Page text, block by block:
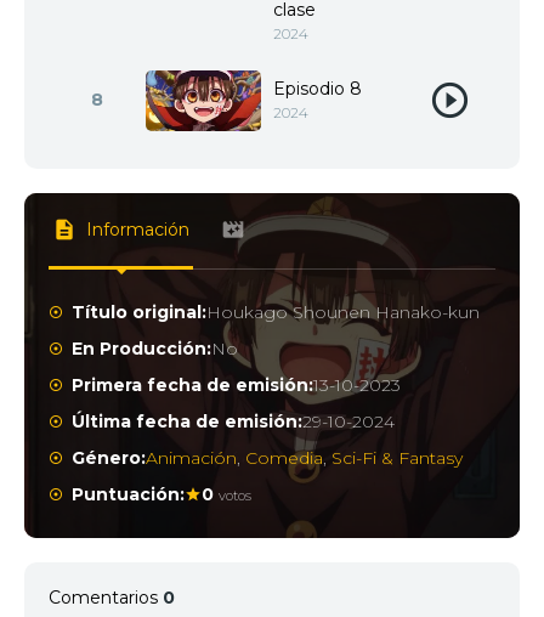
clase
2024
8 Episodio 8
2024
Información
Título original:Houkago Shounen Hanako-kun
En Producción:No
Primera fecha de emisión:13-10-2023
Última fecha de emisión:29-10-2024
Género:Animación, Comedia, Sci-Fi & Fantasy
Puntuación:
0 votos
Comentarios 0